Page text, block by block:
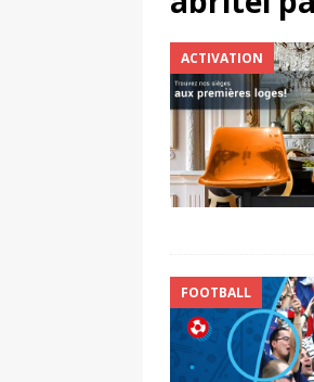
[ 2 août
[ 6 août
Marseille
ACTIVATION
FOOTBALL